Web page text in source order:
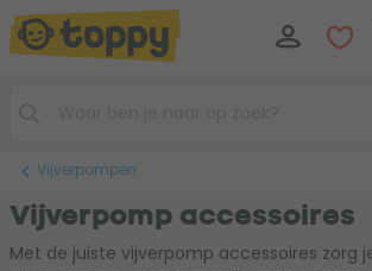
Vijverpompen
Vijverpomp accessoires
Met de juiste vijverpomp accessoires zorg